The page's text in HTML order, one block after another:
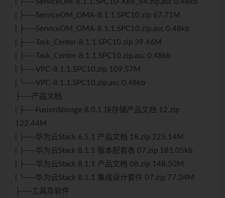
| ├──ServiceOM-8.1.1.SPC10-X86_64.zip.asc 0.48kb
| ├──ServiceOM_OMA-8.1.1.SPC10.zip 67.71M
| ├──ServiceOM_OMA-8.1.1.SPC10.zip.asc 0.48kb
| ├──Task_Center-8.1.1.SPC10.zip 39.46M
| ├──Task_Center-8.1.1.SPC10.zip.asc 0.48kb
| ├──VPC-8.1.1.SPC10.zip 109.57M
| └──VPC-8.1.1.SPC10.zip.asc 0.48kb
├──产品文档
| ├──FusionStorage 8.0.1 块存储产品文档 12.zip
122.44M
| ├──华为云Stack 6.5.1 产品文档 18.zip 225.14M
| ├──华为云Stack 8.1.1 版本配套表 07.zip 181.05kb
| ├──华为云Stack 8.1.1 产品文档 08.zip 148.50M
| └──华为云Stack 8.1.1 集成设计套件 07.zip 77.24M
├──工具及软件